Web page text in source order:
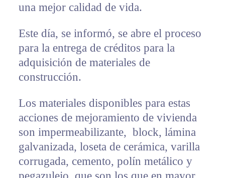
una mejor calidad de vida.
Este día, se informó, se abre el proceso
para la entrega de créditos para la
adquisición de materiales de
construcción.
Los materiales disponibles para estas
acciones de mejoramiento de vivienda
son impermeabilizante, block, lámina
galvanizada, loseta de cerámica, varilla
corrugada, cemento, polín metálico y